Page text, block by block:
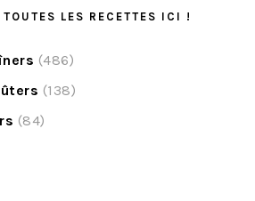
TOUTES LES RECETTES ICI !
(486)
(138)
(84)